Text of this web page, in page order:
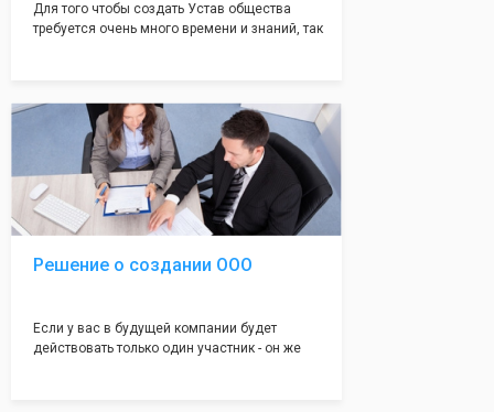
Для того чтобы создать Устав общества
требуется очень много времени и знаний, так
Наша компания предоставит вам свой
уникальный Устав Общества, который
подойдет для любой компании. Устав,
сделанный нашими профессиональными
юристами, успешно проходит регистрацию в
налоговой инспекции!
Решение о создании ООО
Если у вас в будущей компании будет
действовать только один участник - он же